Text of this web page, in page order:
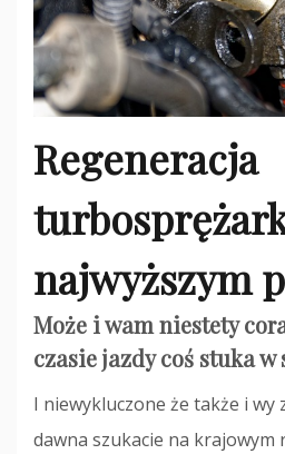
Regeneracja
najwyższym
Może i wam niestety
czasie jazdy coś stuka
I niewykluczone że także i
dawna szukacie na krajowym